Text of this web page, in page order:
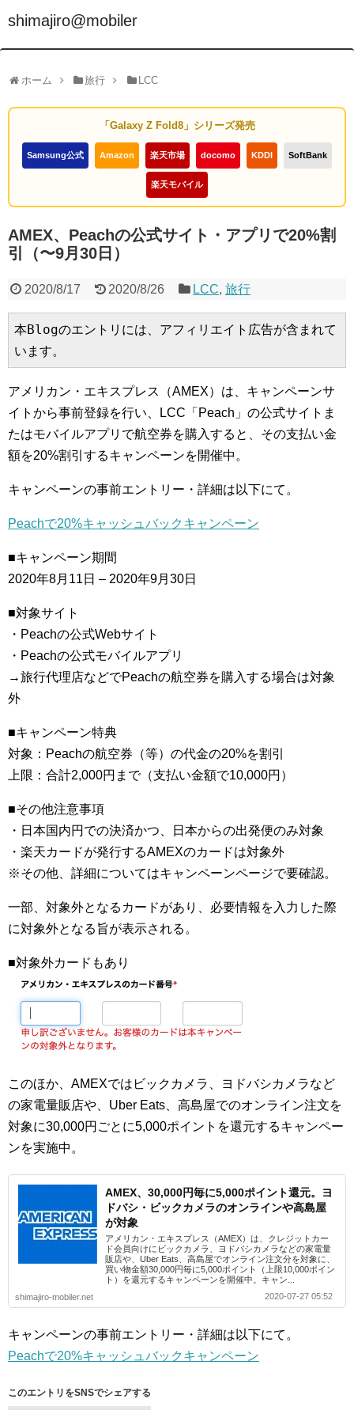
shimajiro@mobiler
ホーム 旅行 LCC
「Galaxy Z Fold8」シリーズ発売
Samsung公式 Amazon 楽天市場 docomo KDDI SoftBank
楽天モバイル
AMEX、Peachの公式サイト・アプリで20%割
引（〜9月30日）
2020/8/17 2020/8/26 LCC,旅行
本Blogのエントリには、アフィリエイト広告が含まれて
います。
アメリカン・エキスプレス（AMEX）は、キャンペーンサ
イトから事前登録を行い、LCC「Peach」の公式サイトま
たはモバイルアプリで航空券を購入すると、その支払い金
額を20%割引するキャンペーンを開催中。
キャンペーンの事前エントリー・詳細は以下にて。
Peachで20%キャッシュバックキャンペーン
■キャンペーン期間
2020年8月11日 – 2020年9月30日
■対象サイト
・Peachの公式Webサイト
・Peachの公式モバイルアプリ
→旅行代理店などでPeachの航空券を購入する場合は対象
外
■キャンペーン特典
対象：Peachの航空券（等）の代金の20%を割引
上限：合計2,000円まで（支払い金額で10,000円）
■その他注意事項
・日本国内円での決済かつ、日本からの出発便のみ対象
・楽天カードが発行するAMEXのカードは対象外
※その他、詳細についてはキャンペーンページで要確認。
一部、対象外となるカードがあり、必要情報を入力した際
に対象外となる旨が表示される。
■対象外カードもあり
このほか、AMEXではビックカメラ、ヨドバシカメラなど
の家電量販店や、Uber Eats、高島屋でのオンライン注文を
対象に30,000円ごとに5,000ポイントを還元するキャンペー
ンを実施中。
AMEX、30,000円毎に5,000ポイント還元。ヨ
ドバシ・ビックカメラのオンラインや高島屋
が対象
アメリカン・エキスプレス（AMEX）は、クレジットカー
ド会員向けにビックカメラ、ヨドバシカメラなどの家電量
販店や、Uber Eats、高島屋でオンライン注文分を対象に、
買い物金額30,000円毎に5,000ポイント（上限10,000ポイン
ト）を還元するキャンペーンを開催中。キャン...
shimajiro-mobiler.net
2020-07-27 05:52
キャンペーンの事前エントリー・詳細は以下にて。
Peachで20%キャッシュバックキャンペーン
このエントリをSNSでシェアする